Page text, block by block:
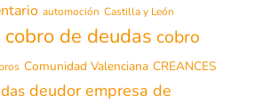
automoción Castilla y León
cobro de deudas cobro
Comunidad Valenciana CREANCES
deudor empresa de